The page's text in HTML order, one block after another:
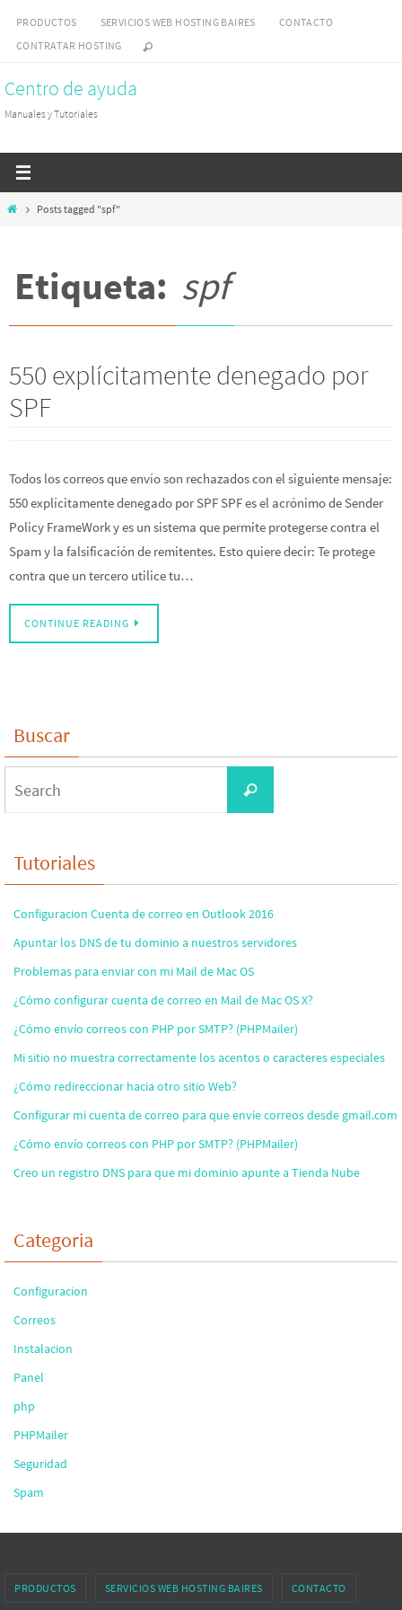
SkipPRODUCTOS SERVICIOS WEB HOSTING BAIRES
CONTACTO
CONTRATAR HOSTING
Centro de ayuda
Manuales y Tutoriales
HomePosts tagged "spf"
Etiqueta: spf
550 explícitamente denegado por
SPF
Todos los correos que envío son rechazados con el siguiente mensaje:
550 explícitamente denegado por SPF SPF es el acrónimo de Sender
Policy FrameWork y es un sistema que permite protegerse contra el
Spam y la falsificación de remitentes. Esto quiere decir: Te protege
contra que un tercero utilice tu…
CONTINUE READING
Buscar
Search
Tutoriales
Configuracion Cuenta de correo en Outlook 2016
Apuntar los DNS de tu dominio a nuestros servidores
Problemas para enviar con mi Mail de Mac OS
¿Cómo configurar cuenta de correo en Mail de Mac OS X?
¿Cómo envío correos con PHP por SMTP? (PHPMailer)
Mi sitio no muestra correctamente los acentos o caracteres especiales
¿Cómo redireccionar hacia otro sitio Web?
Configurar mi cuenta de correo para que envíe correos desde gmail.com
¿Cómo envío correos con PHP por SMTP? (PHPMailer)
Creo un registro DNS para que mi dominio apunte a Tienda Nube
Categoria
Configuracion
Correos
Instalacion
Panel
php
PHPMailer
Seguridad
Spam
PRODUCTOS SERVICIOS WEB HOSTING BAIRES CONTACTO